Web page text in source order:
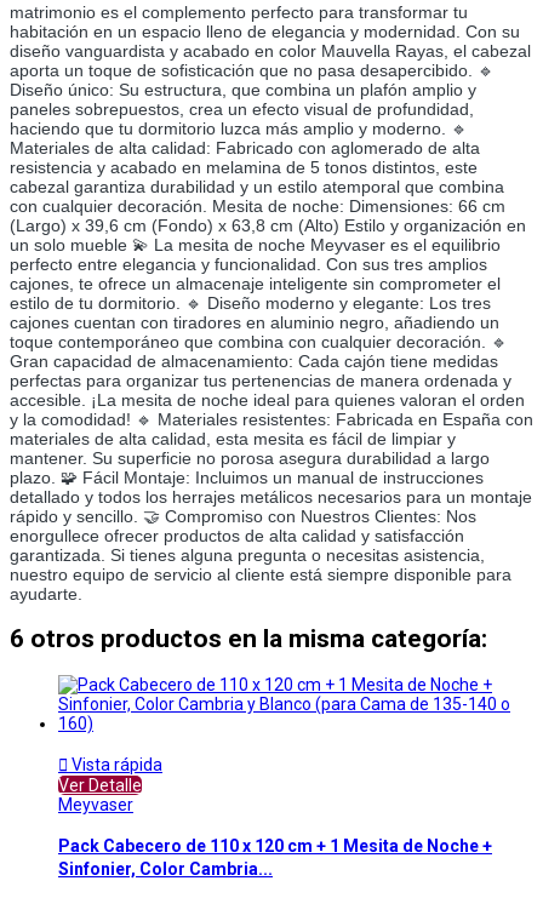
matrimonio es el complemento perfecto para transformar tu
habitación en un espacio lleno de elegancia y modernidad. Con su
diseño vanguardista y acabado en color Mauvella Rayas, el cabezal
aporta un toque de sofisticación que no pasa desapercibido. 🔹
Diseño único: Su estructura, que combina un plafón amplio y
paneles sobrepuestos, crea un efecto visual de profundidad,
haciendo que tu dormitorio luzca más amplio y moderno. 🔹
Materiales de alta calidad: Fabricado con aglomerado de alta
resistencia y acabado en melamina de 5 tonos distintos, este
cabezal garantiza durabilidad y un estilo atemporal que combina
con cualquier decoración. Mesita de noche: Dimensiones: 66 cm
(Largo) x 39,6 cm (Fondo) x 63,8 cm (Alto) Estilo y organización en
un solo mueble 💫 La mesita de noche Meyvaser es el equilibrio
perfecto entre elegancia y funcionalidad. Con sus tres amplios
cajones, te ofrece un almacenaje inteligente sin comprometer el
estilo de tu dormitorio. 🔹 Diseño moderno y elegante: Los tres
cajones cuentan con tiradores en aluminio negro, añadiendo un
toque contemporáneo que combina con cualquier decoración. 🔹
Gran capacidad de almacenamiento: Cada cajón tiene medidas
perfectas para organizar tus pertenencias de manera ordenada y
accesible. ¡La mesita de noche ideal para quienes valoran el orden
y la comodidad! 🔹 Materiales resistentes: Fabricada en España con
materiales de alta calidad, esta mesita es fácil de limpiar y
mantener. Su superficie no porosa asegura durabilidad a largo
plazo. 🧩 Fácil Montaje: Incluimos un manual de instrucciones
detallado y todos los herrajes metálicos necesarios para un montaje
rápido y sencillo. 🤝 Compromiso con Nuestros Clientes: Nos
enorgullece ofrecer productos de alta calidad y satisfacción
garantizada. Si tienes alguna pregunta o necesitas asistencia,
nuestro equipo de servicio al cliente está siempre disponible para
ayudarte.
6 otros productos en la misma categoría:
 Vista rápida
Ver Detalle
Meyvaser
Pack Cabecero de 110 x 120 cm + 1 Mesita de Noche +
Sinfonier, Color Cambria...